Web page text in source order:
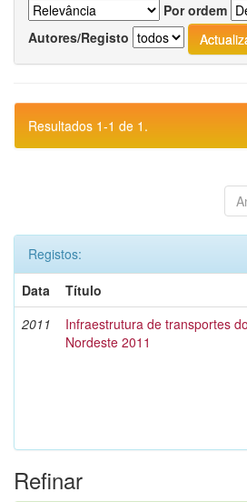
Por ordem
Autores/Registo
Resultados 1-1 de 1.
Registos:
Data
Título
2011
Infraestrutura de transportes do
Nordeste 2011
Refinar